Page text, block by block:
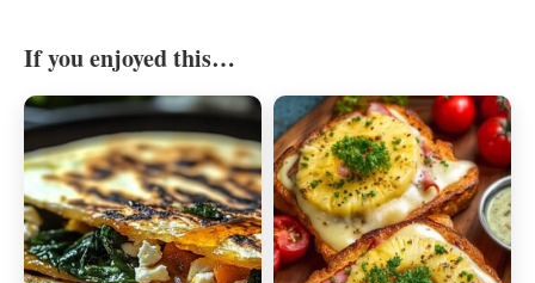
If you enjoyed this…